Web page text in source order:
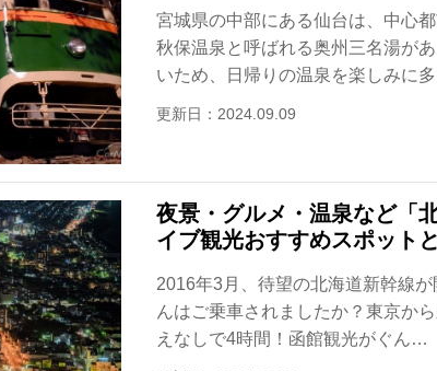
宮城県の中部にある仙台は、中心
秋保温泉と呼ばれる奥州三名湯が
いため、日帰りの温泉を楽しみに
更新日：2024.09.09
夜景・グルメ・温泉など「
イブ観光おすすめスポット
2016年3月、待望の北海道新幹線
んはご乗車されましたか？東京か
えなしで4時間！函館観光がぐん…